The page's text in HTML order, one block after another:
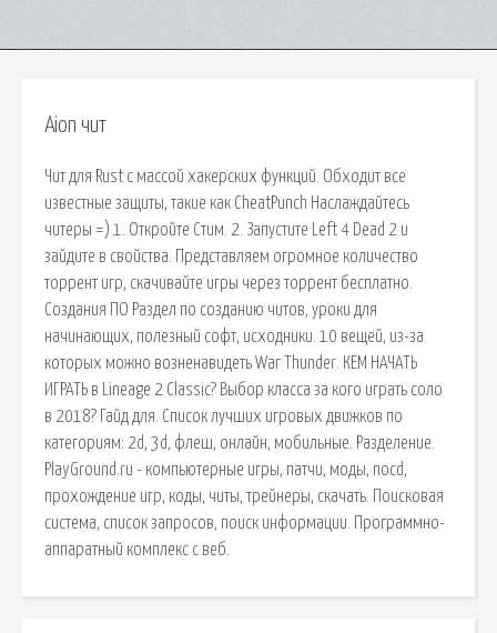
Aion чит
Чит для Rust с массой хакерских функций. Обходит все
известные защиты, такие как CheatPunch Наслаждайтесь
читеры =) 1. Откройте Стим. 2. Запустите Left 4 Dead 2 и
зайдите в свойства. Представляем огромное количество
торрент игр, скачивайте игры через торрент бесплатно.
Создания ПО Раздел по созданию читов, уроки для
начинающих, полезный софт, исходники. 10 вещей, из-за
которых можно возненавидеть War Thunder. КЕМ НАЧАТЬ
ИГРАТЬ в Lineage 2 Classic? Выбор класса за кого играть соло
в 2018? Гайд для. Список лучших игровых движков по
категориям: 2d, 3d, флеш, онлайн, мобильные. Разделение.
PlayGround.ru - компьютерные игры, патчи, моды, nocd,
прохождение игр, коды, читы, трейнеры, скачать. Поисковая
сиcтема, список запросов, поиск информации. Программно-
аппаратный комплекс с веб.